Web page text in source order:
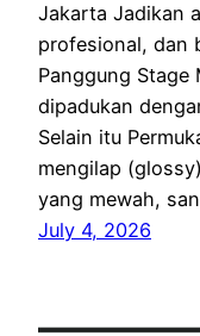
Jakarta Jadikan
profesional, dan
Panggung Stage
dipadukan
Selain itu
mengilap
yang mewah,
July 4, 2026